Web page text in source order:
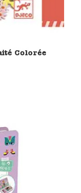
Colorée